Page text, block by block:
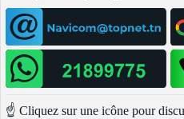
☝️ Cliquez sur une icône pour